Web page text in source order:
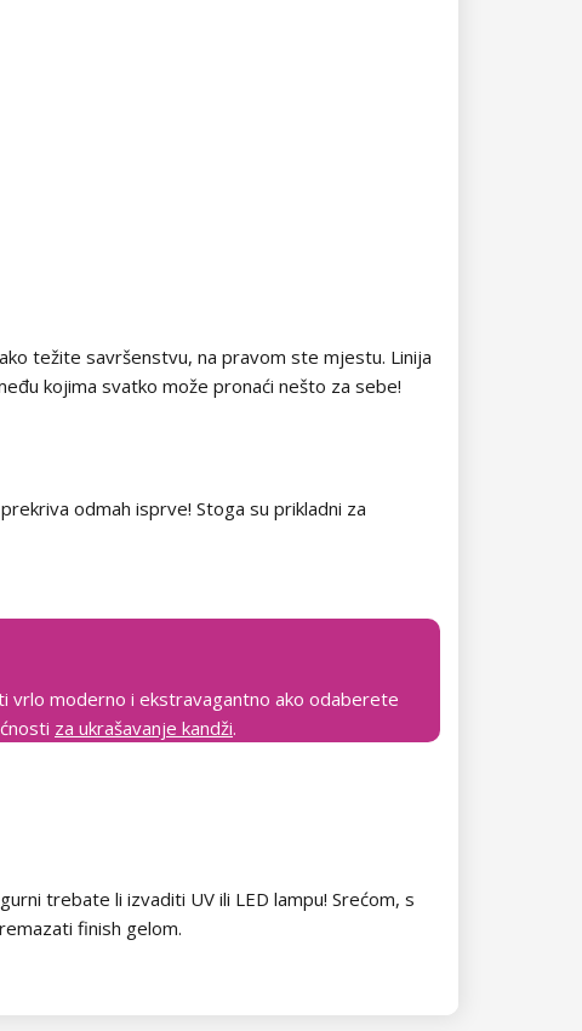
težite savršenstvu, na pravom ste mjestu. Linija
kojima svatko može pronaći nešto za sebe!
odmah isprve! Stoga su prikladni za
vrlo moderno i ekstravagantno ako odaberete
za ukrašavanje kandži.
trebate li izvaditi UV ili LED lampu! Srećom, s
finish gelom.